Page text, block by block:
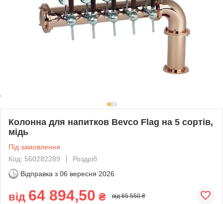
Колонна для напитков Bevco Flag на 5 сортів,
мідь
Під замовлення
Код: 560282289
Роздріб
Відправка з 06 вересня 2026
від 64 894,50 ₴ від 65 550 ₴